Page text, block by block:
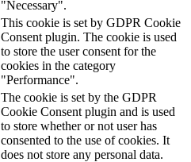
"Necessary".
This cookie is set by GDPR Cookie
Consent plugin. The cookie is used
to store the user consent for the
cookies in the category
"Performance".
The cookie is set by the GDPR
Cookie Consent plugin and is used
to store whether or not user has
consented to the use of cookies. It
does not store any personal data.